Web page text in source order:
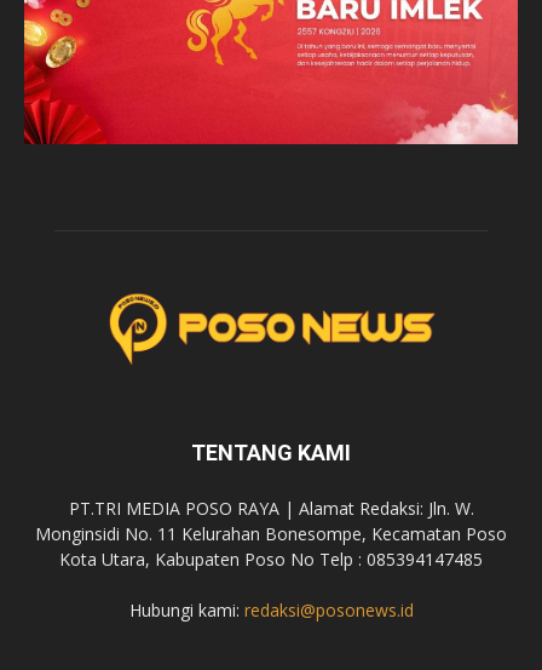
TENTANG KAMI
PT.TRI MEDIA POSO RAYA | Alamat Redaksi: Jln. W.
Monginsidi No. 11 Kelurahan Bonesompe, Kecamatan Poso
Kota Utara, Kabupaten Poso No Telp : 085394147485
Hubungi kami: redaksi@posonews.id